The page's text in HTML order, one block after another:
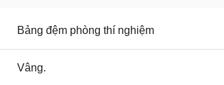
Bảng đệm phòng thí nghiệm
Vâng.